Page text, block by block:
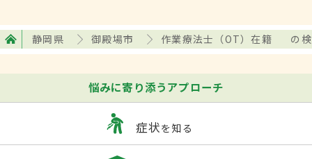
静岡県 御殿場市 作業療法士（OT）在籍 の
悩みに寄り添うアプローチ
症状を知る